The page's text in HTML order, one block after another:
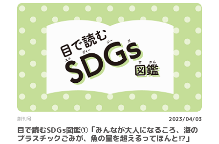
創刊号 2023/04/03
目で読むSDGs図鑑①「みんなが大人になるころ、海の
プラスチックごみが、魚の量を超えるってほんと!?」